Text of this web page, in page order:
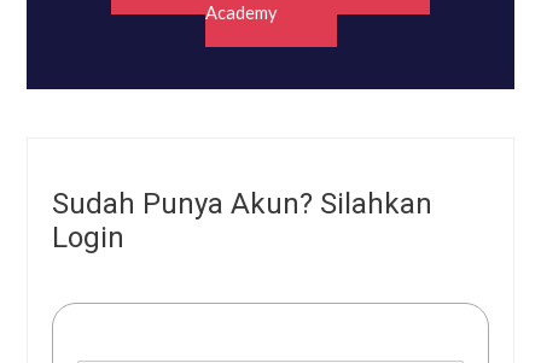
Academy
Sudah Punya Akun? Silahkan
Login